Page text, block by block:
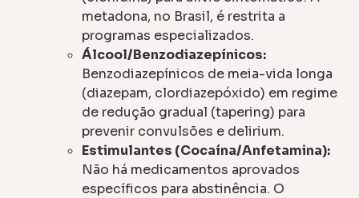
metadona, no Brasil, é restrita a
programas especializados.
Álcool/Benzodiazepínicos:
Benzodiazepínicos de meia-vida longa
(diazepam, clordiazepóxido) em regime
de redução gradual (tapering) para
prevenir convulsões e delirium.
Estimulantes (Cocaína/Anfetamina):
Não há medicamentos aprovados
específicos para abstinência. O